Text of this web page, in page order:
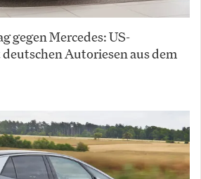
gegen Mercedes: US-
Autoriesen aus dem